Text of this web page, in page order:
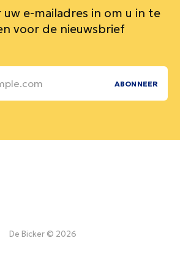
e-mailadres in om u in te
voor de nieuwsbrief
ABONNEER
De Bicker © 2026